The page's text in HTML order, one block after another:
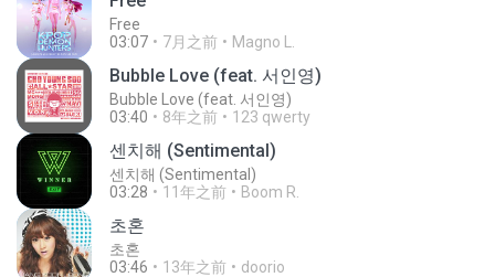
Free
03:07
7月之前 Magno L.
Bubble Love (feat. 서인영)
Bubble Love (feat. 서인영)
03:40
8年之前 123 qwerty
센치해 (Sentimental)
센치해 (Sentimental)
03:28
11年之前 Boom R.
초혼
초혼
03:46
13年之前 doorio